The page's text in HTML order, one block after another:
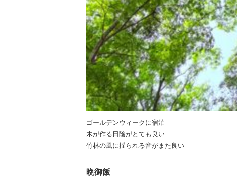
ゴールデンウィークに宿泊
木が作る日陰がとても良い
竹林の風に揺られる音がまた良い
晩御飯